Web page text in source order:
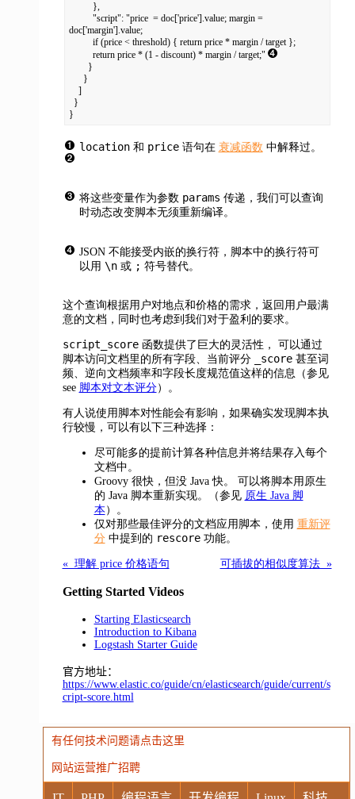
doc['margin'].value;
          return price * (1 - discount) * margin / target;"
}
location和 price语句在 衰减函数 中解释过。
将这些变量作为参数 params 传递，我们可以查询
时动态改变脚本无须重新编译。
JSON 不能接受内嵌的换行符，脚本中的换行符可
以用 \n或 ; 符号替代。
这个查询根据用户对地点和价格的需求，返回用户最满
意的文档，同时也考虑到我们对于盈利的要求。
script_score函数提供了巨大的灵活性，
可以通过
脚本访问文档里的所有字段、当前评分
_score甚至词
频、逆向文档频率和字段长度规范值这样的信息（参见
see 脚本对文本评分）。
有人说使用脚本对性能会有影响，如果确实发现脚本执
行较慢，可以有以下三种选择：
尽可能多的提前计算各种信息并将结果存入每个
文档中。
Groovy 很快，但没 Java 快。
可以将脚本用原生
的 Java 脚本重新实现。（参见 原生 Java 脚
本 ）。
仅对那些最佳评分的文档应用脚本，使用 重新评
分中提到的 rescore功能。
« 理解 price 价格语句 可插拔的相似度算法 »
Getting Started Videos
Starting Elasticsearch
Introduction to Kibana
Logstash Starter Guide
官方地址：
https://www.elastic.co/guide/cn/elasticsearch/guide/current/s
cript-score.html
有任何技术问题请点击这里
网站运营推广招聘